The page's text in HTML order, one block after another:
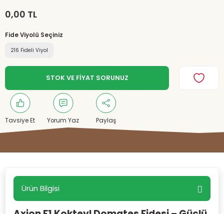
0,00 TL
Fide Viyolü Seçiniz
216 Fideli Viyol
STOK VE FİYAT SORUNUZ
Tavsiye Et Yorum Yaz Paylaş
Ürün Bilgisi